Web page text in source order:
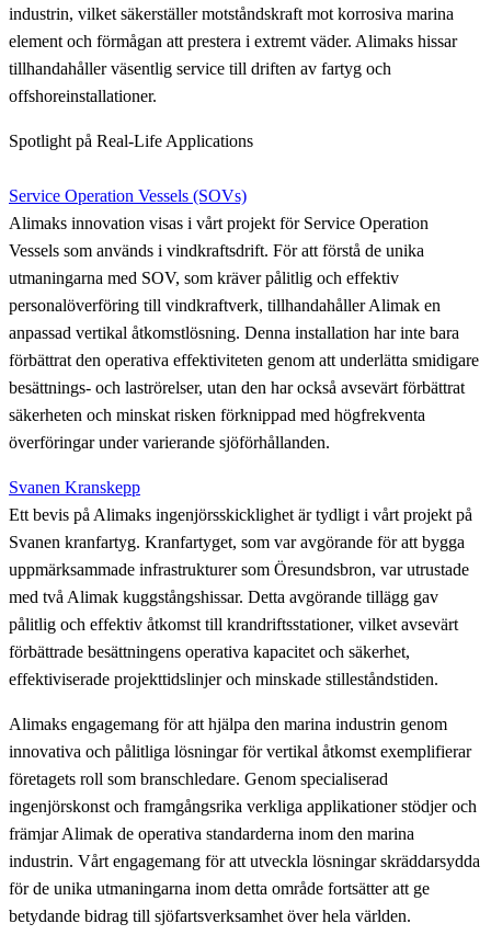
industrin, vilket säkerställer motståndskraft mot korrosiva marina
element och förmågan att prestera i extremt väder. Alimaks hissar
tillhandahåller väsentlig service till driften av fartyg och
offshoreinstallationer.
Spotlight på Real-Life Applications
Service Operation Vessels (SOVs)
Alimaks innovation visas i vårt projekt för Service Operation
Vessels som används i vindkraftsdrift. För att förstå de unika
utmaningarna med SOV, som kräver pålitlig och effektiv
personalöverföring till vindkraftverk, tillhandahåller Alimak en
anpassad vertikal åtkomstlösning. Denna installation har inte bara
förbättrat den operativa effektiviteten genom att underlätta smidigare
besättnings- och laströrelser, utan den har också avsevärt förbättrat
säkerheten och minskat risken förknippad med högfrekventa
överföringar under varierande sjöförhållanden.
Svanen Kranskepp
Ett bevis på Alimaks ingenjörsskicklighet är tydligt i vårt projekt på
Svanen kranfartyg. Kranfartyget, som var avgörande för att bygga
uppmärksammade infrastrukturer som Öresundsbron, var utrustade
med två Alimak kuggstångshissar. Detta avgörande tillägg gav
pålitlig och effektiv åtkomst till krandriftsstationer, vilket avsevärt
förbättrade besättningens operativa kapacitet och säkerhet,
effektiviserade projekttidslinjer och minskade stilleståndstiden.
Alimaks engagemang för att hjälpa den marina industrin genom
innovativa och pålitliga lösningar för vertikal åtkomst exemplifierar
företagets roll som branschledare. Genom specialiserad
ingenjörskonst och framgångsrika verkliga applikationer stödjer och
främjar Alimak de operativa standarderna inom den marina
industrin. Vårt engagemang för att utveckla lösningar skräddarsydda
för de unika utmaningarna inom detta område fortsätter att ge
betydande bidrag till sjöfartsverksamhet över hela världen.